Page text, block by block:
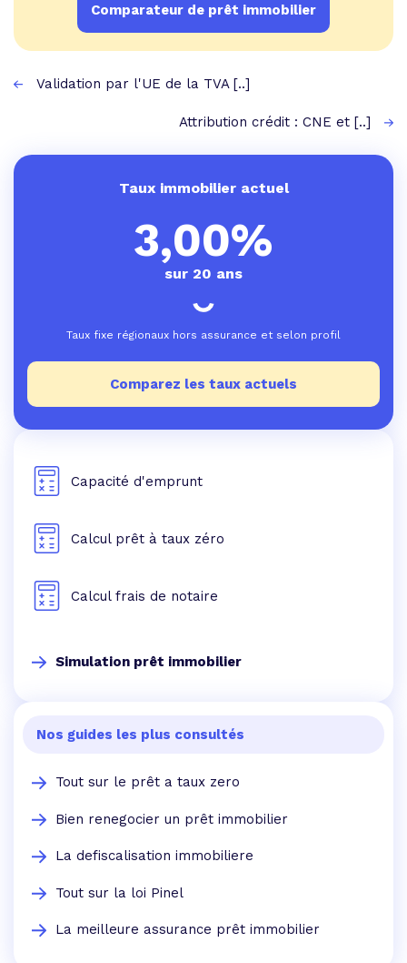
Comparateur de prêt immobilier
Validation par l'UE de la TVA [..]
Attribution crédit : CNE et [..]
Taux immobilier actuel
3,00%
sur 20 ans
Taux fixe régionaux hors assurance et selon profil
Comparez les taux actuels
Capacité d'emprunt
Calcul prêt à taux zéro
Calcul frais de notaire
Simulation prêt immobilier
Nos guides les plus consultés
Tout sur le prêt a taux zero
Bien renegocier un prêt immobilier
La defiscalisation immobiliere
Tout sur la loi Pinel
La meilleure assurance prêt immobilier